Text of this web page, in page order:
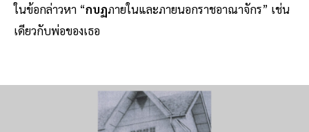
ในข้อกล่าวหา “กบฏภายในและภายนอกราชอาณาจักร” เช่น
เดียวกับพ่อของเธอ